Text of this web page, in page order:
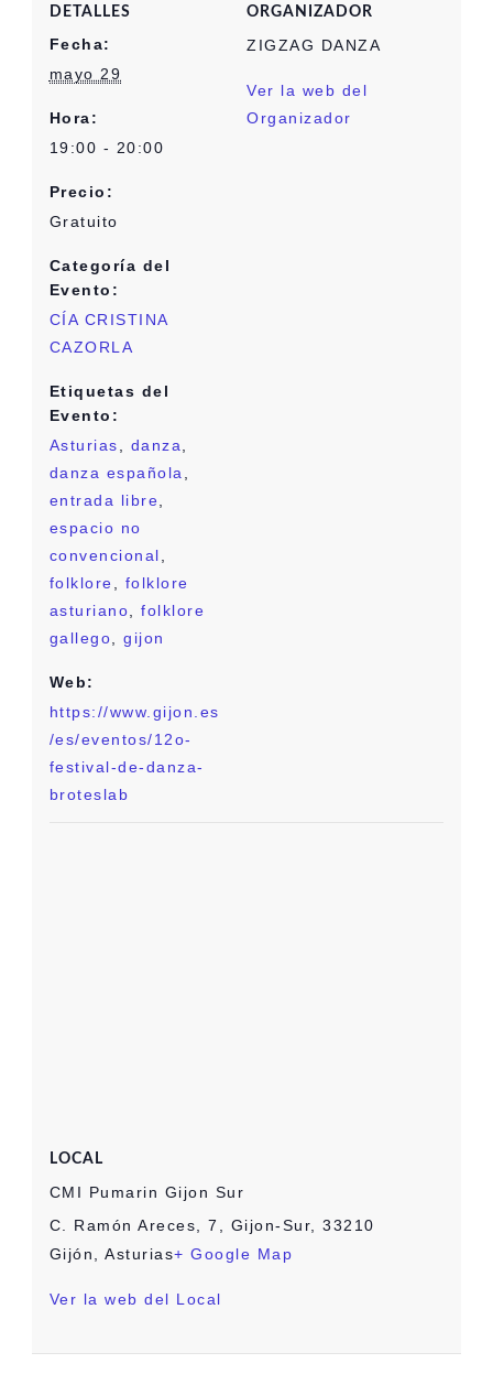
DETALLES
Fecha:
mayo 29
Hora:
19:00 - 20:00
Precio:
Gratuito
Categoría del
Evento:
CÍA CRISTINA
CAZORLA
Etiquetas del
Evento:
Asturias, danza,
danza española,
entrada libre,
espacio no
convencional,
folklore, folklore
asturiano,folklore
gallego,gijon
Web:
https://www.gijon.es
/es/eventos/12o-
festival-de-danza-
broteslab
ORGANIZADOR
ZIGZAG DANZA
Ver la web del
Organizador
LOCAL
CMI Pumarin Gijon Sur
C. Ramón Areces, 7, Gijon-Sur, 33210
Gijón, Asturias+ Google Map
Ver la web del Local